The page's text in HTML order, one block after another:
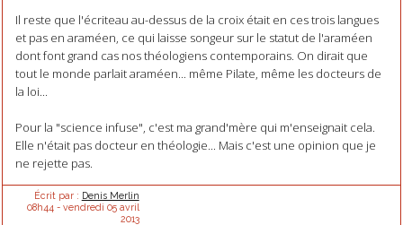
Il reste que l'écriteau au-dessus de la croix était en ces trois langues
et pas en araméen, ce qui laisse songeur sur le statut de l'araméen
dont font grand cas nos théologiens contemporains. On dirait que
tout le monde parlait araméen... même Pilate, même les docteurs de
la loi...
Pour la "science infuse", c'est ma grand'mère qui m'enseignait cela.
Elle n'était pas docteur en théologie... Mais c'est une opinion que je
ne rejette pas.
Écrit par : Denis Merlin
08h44 - vendredi 05 avril
2013